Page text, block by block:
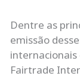
Dentre as
emissão
internacionais
Fairtrade